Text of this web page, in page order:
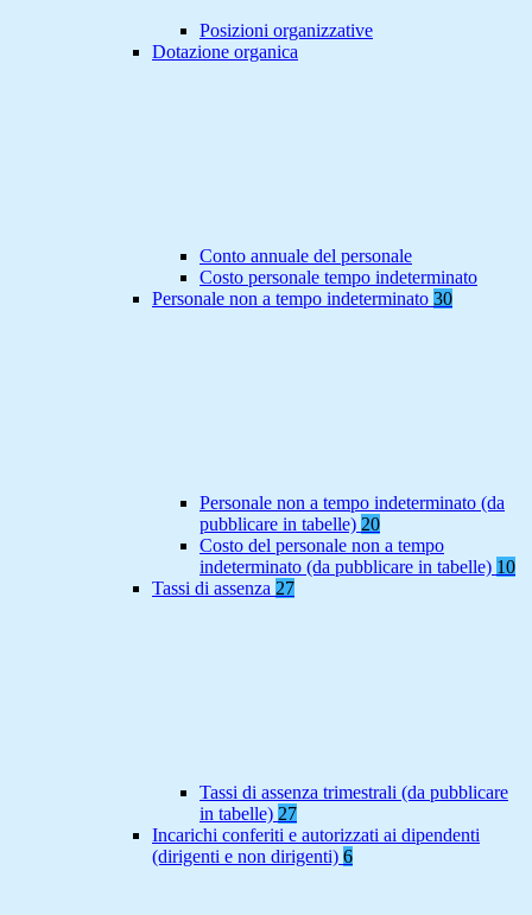
Posizioni organizzative
Dotazione organica
Conto annuale del personale
Costo personale tempo indeterminato
Personale non a tempo indeterminato 30
Personale non a tempo indeterminato (da
pubblicare in tabelle) 20
Costo del personale non a tempo
indeterminato (da pubblicare in tabelle) 10
Tassi di assenza 27
Tassi di assenza trimestrali (da pubblicare
in tabelle) 27
Incarichi conferiti e autorizzati ai dipendenti
(dirigenti e non dirigenti) 6